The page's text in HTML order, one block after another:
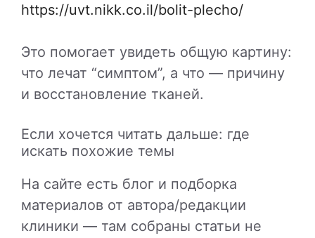
https://uvt.nikk.co.il/bolit-plecho/
Это помогает увидеть общую картину:
что лечат “симптом”, а что — причину
и восстановление тканей.
Если хочется читать дальше: где
искать похожие темы
На сайте есть блог и подборка
материалов от автора/редакции
клиники — там собраны статьи не